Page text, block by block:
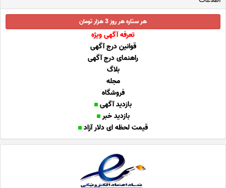
هر ستاره هر روز 3 هزار تومان
تعرفه آگهی ویژه
قوانین درج آگهی
راهنمای درج آگهی
بلاگ
مجله
فروشگاه
بازدید آگهی
بازدید خبر
قیمت لحظه ای دلار آزاد